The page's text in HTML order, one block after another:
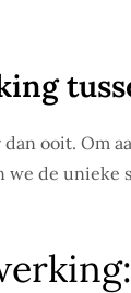
ooit. Om
de unieke